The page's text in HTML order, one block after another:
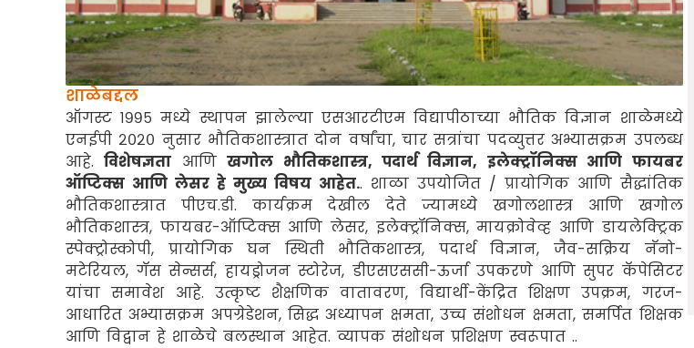
शाळेबद्दल
ऑगस्ट १९९५ मध्ये स्थापन झालेल्या एसआरटीएम विद्यापीठाच्या भौतिक विज्ञान शाळेमध्ये
एनईपी २०२० नुसार भौतिकशास्त्रात दोन वर्षांचा, चार सत्रांचा पदव्युत्तर अभ्यासक्रम उपलब्ध
आहे.विशेषज्ञता आणिखगोल भौतिकशास्त्र, पदार्थ विज्ञान, इलेक्ट्रॉनिक्स आणि फायबर
ऑप्टिक्स आणि लेसर हे मुख्य विषय आहेत.. शाळा उपयोजित / प्रायोगिक आणि सैद्धांतिक
भौतिकशास्त्रात पीएच.डी. कार्यक्रम देखील देते ज्यामध्ये खगोलशास्त्र आणि खगोल
भौतिकशास्त्र, फायबर-ऑप्टिक्स आणि लेसर, इलेक्ट्रॉनिक्स, मायक्रोवेव्ह आणि डायलेक्ट्रिक
स्पेक्ट्रोस्कोपी, प्रायोगिक घन स्थिती भौतिकशास्त्र, पदार्थ विज्ञान, जैव-सक्रिय नॅनो-
मटेरियल, गॅस सेन्सर्स, हायड्रोजन स्टोरेज, डीएसएससी-ऊर्जा उपकरणे आणि सुपर कॅपेसिटर
यांचा समावेश आहे. उत्कृष्ट शैक्षणिक वातावरण, विद्यार्थी-केंद्रित शिक्षण उपक्रम, गरज-
आधारित अभ्यासक्रम अपग्रेडेशन, सिद्ध अध्यापन क्षमता, उच्च संशोधन क्षमता, समर्पित शिक्षक
आणि विद्वान हे शाळेचे बलस्थान आहेत. व्यापक संशोधन प्रशिक्षण स्वरूपात ..